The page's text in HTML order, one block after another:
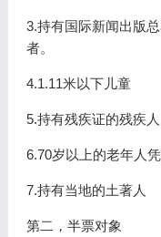
3.持有国际新闻出版
者。
4.1.11米以下儿童
5.持有残疾证的残疾人
6.70岁以上的老年人凭
7.持有当地的土著人
第二，半票对象